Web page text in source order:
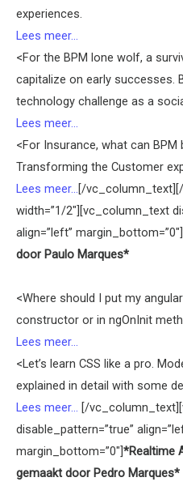
experiences.
Lees meer...
<For the BPM lone wolf, a
capitalize on early successes.
technology challenge as a
Lees meer...
<For Insurance, what can BPM
Transforming the Customer
Lees meer...[/
width=”1/2″][vc_column_text
align=”left” margin_bottom=”0″]
door Paulo Marques*
<Where should I put my
constructor or in ngOnInit
Lees meer...
<Let’s learn CSS like a pro.
explained in detail with some
Lees meer... [/
disable_pattern=”true”
margin_bottom=”0″]*Realtime
gemaakt door Pedro Marques*